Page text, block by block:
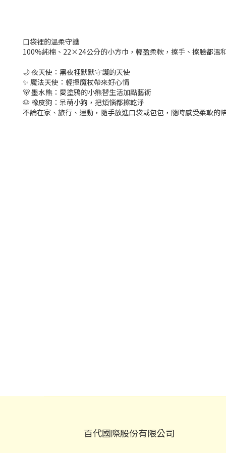
口袋裡的溫柔守護
100%純棉、22×24公分的小方巾，輕盈柔軟，擦手、擦臉都溫
🌙 夜天使：黑夜裡默默守護的天使
✨ 魔法天使：輕揮魔杖帶來好心情
🐻 墨水熊：愛塗鴉的小熊替生活加點藝術
🐶 橡皮狗：呆萌小狗，把煩惱都擦乾淨
不論在家、旅行、運動，隨手放進口袋或包包，隨時感受柔軟的
百代國際股份有限公司